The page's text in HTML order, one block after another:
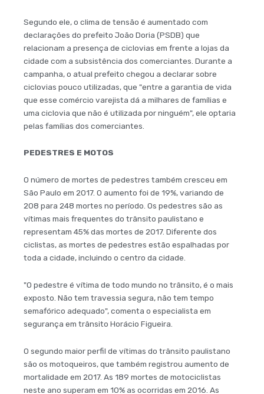
Segundo ele, o clima de tensão é aumentado com
declarações do prefeito João Doria (PSDB) que
relacionam a presença de ciclovias em frente a lojas da
cidade com a subsistência dos comerciantes. Durante a
campanha, o atual prefeito chegou a declarar sobre
ciclovias pouco utilizadas, que "entre a garantia de vida
que esse comércio varejista dá a milhares de famílias e
uma ciclovia que não é utilizada por ninguém", ele optaria
pelas famílias dos comerciantes.
PEDESTRES E MOTOS
O número de mortes de pedestres também cresceu em
São Paulo em 2017. O aumento foi de 19%, variando de
208 para 248 mortes no período. Os pedestres são as
vítimas mais frequentes do trânsito paulistano e
representam 45% das mortes de 2017. Diferente dos
ciclistas, as mortes de pedestres estão espalhadas por
toda a cidade, incluindo o centro da cidade.
"O pedestre é vítima de todo mundo no trânsito, é o mais
exposto. Não tem travessia segura, não tem tempo
semafórico adequado", comenta o especialista em
segurança em trânsito Horácio Figueira.
O segundo maior perfil de vítimas do trânsito paulistano
são os motoqueiros, que também registrou aumento de
mortalidade em 2017. As 189 mortes de motociclistas
neste ano superam em 10% as ocorridas em 2016. As